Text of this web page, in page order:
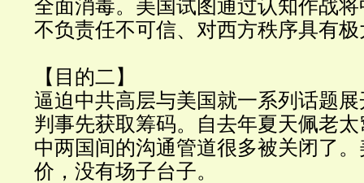
全面消毒。美国试图通过认知作战
不负责任不可信、对西方秩序具有
【目的二】
逼迫中共高层与美国就一系列话题
判事先获取筹码。自去年夏天佩老
中两国间的沟通管道很多被关闭了
价，没有场子台子。